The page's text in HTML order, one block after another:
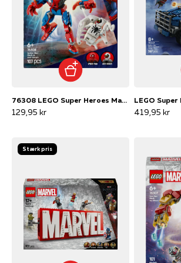
76308 LEGO Super Heroes Marvel Spider-Man-mech mod Anti-Venom
129,95 kr 419,95 kr
Stærk pris